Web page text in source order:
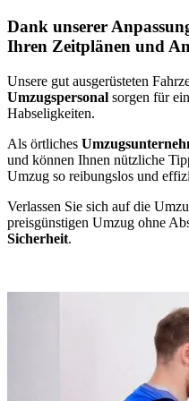
Dank unserer
Ihren Zeitplänen und
Unsere gut ausgerüsteten
Umzugspersonal sorgen für
Habseligkeiten.
Als örtliches
und können Ihnen nützliche
Umzug so reibungslos und
Verlassen Sie sich auf die
preisgünstigen Umzug ohne
Sicherheit.